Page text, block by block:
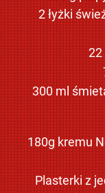
2 łyżki
22
300 ml
180g kremu
Plasterki z